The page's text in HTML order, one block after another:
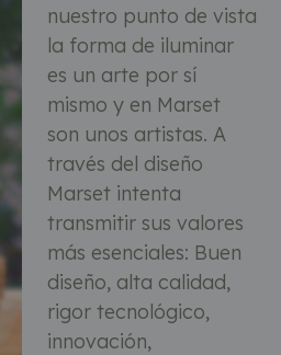
nuestro punto de vista
la forma de iluminar
es un arte por sí
mismo y en Marset
son unos artistas. A
través del diseño
Marset intenta
transmitir sus valores
más esenciales: Buen
diseño, alta calidad,
rigor tecnológico,
innovación,